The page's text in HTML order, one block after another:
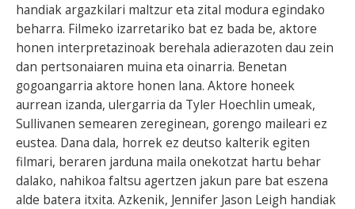
handiak argazkilari maltzur eta zital modura egindako
beharra. Filmeko izarretariko bat ez bada be, aktore
honen interpretazinoak berehala adierazoten dau zein
dan pertsonaiaren muina eta oinarria. Benetan
gogoangarria aktore honen lana. Aktore honeek
aurrean izanda, ulergarria da Tyler Hoechlin umeak,
Sullivanen semearen zereginean, gorengo maileari ez
eustea. Dana dala, horrek ez deutso kalterik egiten
filmari, beraren jarduna maila onekotzat hartu behar
dalako, nahikoa faltsu agertzen jakun pare bat eszena
alde batera itxita. Azkenik, Jennifer Jason Leigh handiak